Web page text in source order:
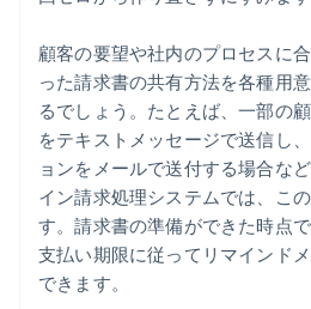
顧客の要望や社内のプロセスに
った請求書の共有方法を各種用
るでしょう。たとえば、一部の
をテキストメッセージで送信し
ョンをメールで送付する場合な
イン請求処理システムでは、こ
す。請求書の準備ができた時点
支払い期限に従ってリマインド
できます。